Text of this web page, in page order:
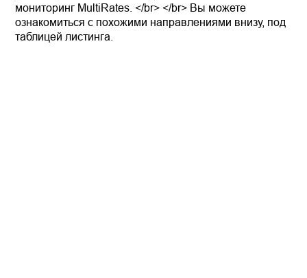
мониторинг MultiRates. </br> </br> Вы можете
ознакомиться с похожими направлениями внизу, под
таблицей листинга.